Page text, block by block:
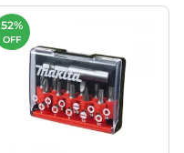
52%
OFF